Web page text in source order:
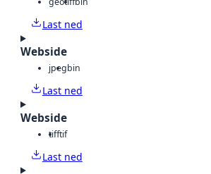
Last ned
Webside
jpegbin
Last ned
Webside
tifftif
Last ned